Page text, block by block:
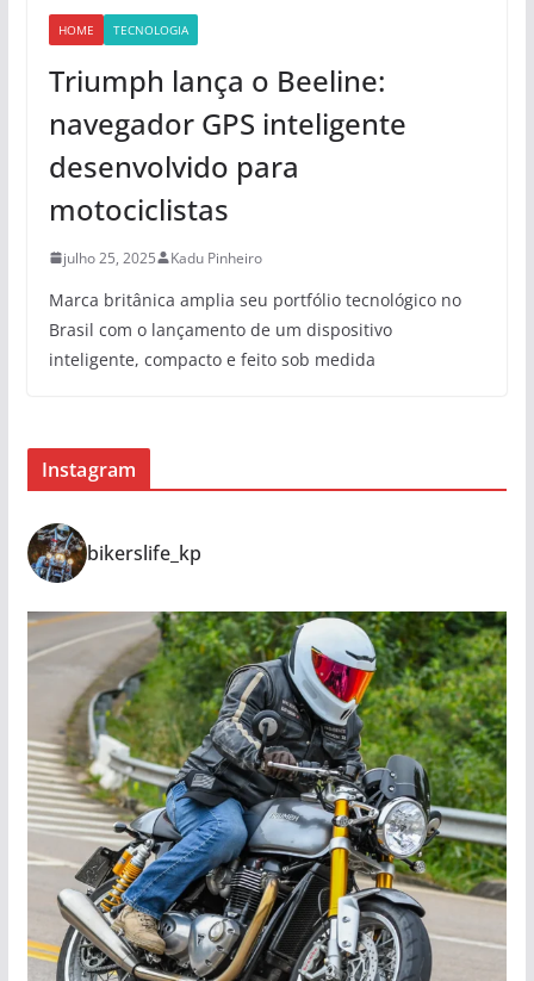
HOME TECNOLOGIA
Triumph lança o Beeline:
navegador GPS inteligente
desenvolvido para
motociclistas
julho 25, 2025 Kadu Pinheiro
Marca britânica amplia seu portfólio tecnológico no
Brasil com o lançamento de um dispositivo
inteligente, compacto e feito sob medida
Instagram
bikerslife_kp